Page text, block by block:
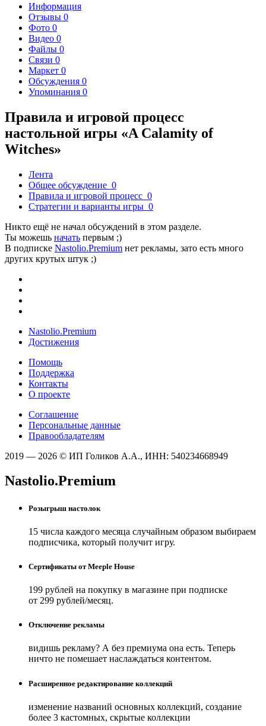
Информация
Отзывы 0
Фото 0
Видео 0
Файлы 0
Связи 0
Маркет 0
Обсуждения 0
Упоминания 0
Правила и игровой процесс
настольной игры «A Calamity of
Witches»
Лента
Общее обсуждение 0
Правила и игровой процесс 0
Стратегии и варианты игры 0
Никто ещё не начал обсуждений в этом разделе.
Ты можешь начать первым ;)
В подписке Nastolio.Premium нет рекламы, зато есть много
других крутых штук ;)
Nastolio.Premium
Достижения
Помощь
Поддержка
Контакты
О проекте
Соглашение
Персональные данные
Правообладателям
2019 — 2026 © ИП Голиков А.А., ИНН: 540234668949
Nastolio.Premium
Розыгрыш настолок
15 числа каждого месяца случайным образом выбираем
подписчика, который получит игру.
Сертификаты от Meeple House
199 рублей на покупку в магазине при подписке
от 299 рублей/месяц.
Отключение рекламы
видишь рекламу? А без премиума она есть. Теперь
ничто не помешает наслаждаться контентом.
Расширенное редактирование коллекций
изменение названий основных коллекций, создание
более 3 кастомных, скрытые коллекции